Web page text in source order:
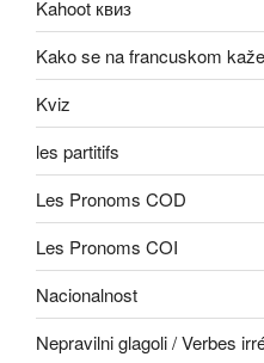
Kahoot квиз
Kako se na francuskom
Kviz
les partitifs
Les Pronoms COD
Les Pronoms COI
Nacionalnost
Nepravilni glagoli / Verbes